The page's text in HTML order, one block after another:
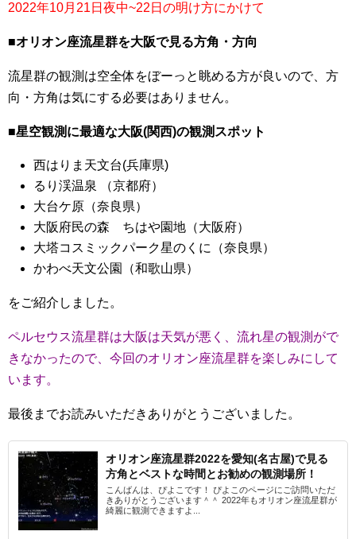
2022年10月21日夜中~22日の明け方にかけて
■オリオン座流星群を大阪で見る方角・方向
流星群の観測は空全体をぼーっと眺める方が良いので、方
向・方角は気にする必要はありません。
■星空観測に最適な大阪(関西)の観測スポット
西はりま天文台(兵庫県)
るり渓温泉 （京都府）
大台ケ原（奈良県）
大阪府民の森 ちはや園地（大阪府）
大塔コスミックパーク星のくに（奈良県）
かわべ天文公園（和歌山県）
をご紹介しました。
ペルセウス流星群は大阪は天気が悪く、流れ星の観測がで
きなかったので、今回のオリオン座流星群を楽しみにして
います。
最後までお読みいただきありがとうございました。
オリオン座流星群2022を愛知(名古屋)で見る
方角とベストな時間とお勧めの観測場所！
こんばんは、ぴよこです！ ぴよこのページにご訪問いただ
きありがとうございます＾＾ 2022年もオリオン座流星群が
綺麗に観測できますよ...